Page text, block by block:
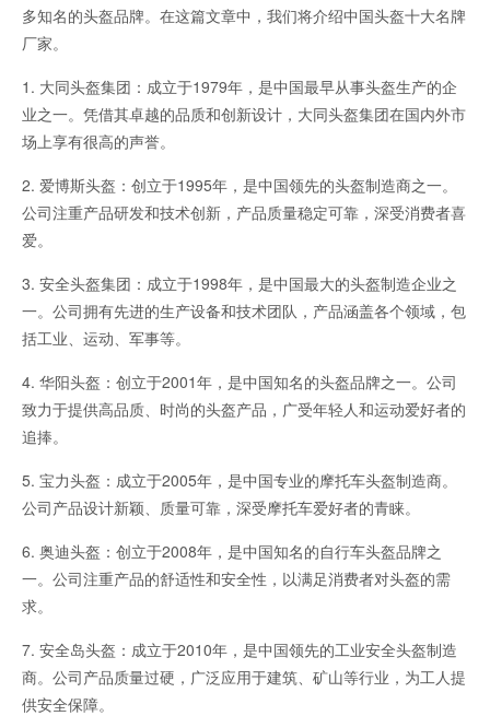
多知名的头盔品牌。在这篇文章中，我们将介绍中国头盔十大名牌
厂家。
1. 大同头盔集团：成立于1979年，是中国最早从事头盔生产的企
业之一。凭借其卓越的品质和创新设计，大同头盔集团在国内外市
场上享有很高的声誉。
2. 爱博斯头盔：创立于1995年，是中国领先的头盔制造商之一。
公司注重产品研发和技术创新，产品质量稳定可靠，深受消费者喜
爱。
3. 安全头盔集团：成立于1998年，是中国最大的头盔制造企业之
一。公司拥有先进的生产设备和技术团队，产品涵盖各个领域，包
括工业、运动、军事等。
4. 华阳头盔：创立于2001年，是中国知名的头盔品牌之一。公司
致力于提供高品质、时尚的头盔产品，广受年轻人和运动爱好者的
追捧。
5. 宝力头盔：成立于2005年，是中国专业的摩托车头盔制造商。
公司产品设计新颖、质量可靠，深受摩托车爱好者的青睐。
6. 奥迪头盔：创立于2008年，是中国知名的自行车头盔品牌之
一。公司注重产品的舒适性和安全性，以满足消费者对头盔的需
求。
7. 安全岛头盔：成立于2010年，是中国领先的工业安全头盔制造
商。公司产品质量过硬，广泛应用于建筑、矿山等行业，为工人提
供安全保障。